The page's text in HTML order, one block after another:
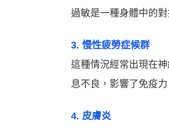
過敏是一種身體中的
3. 慢性疲勞症候群
這種情況經常出現在
息不良，影響了免疫
4. 皮膚炎